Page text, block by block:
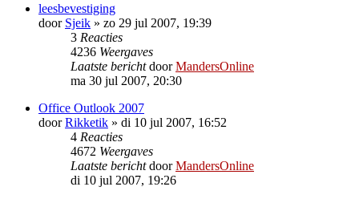
leesbevestiging
door Sjeik » zo 29 jul 2007, 19:39
3 Reacties
4236 Weergaves
Laatste berichtdoorMandersOnline
ma 30 jul 2007, 20:30
Office Outlook 2007
doorRikketik » di 10 jul 2007, 16:52
4 Reacties
4672 Weergaves
Laatste berichtdoorMandersOnline
di 10 jul 2007, 19:26